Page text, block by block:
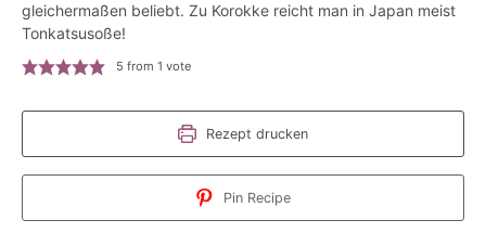
gleichermaßen beliebt. Zu Korokke reicht man in Japan meist
Tonkatsusoße!
5 from 1 vote
Rezept drucken
Pin Recipe